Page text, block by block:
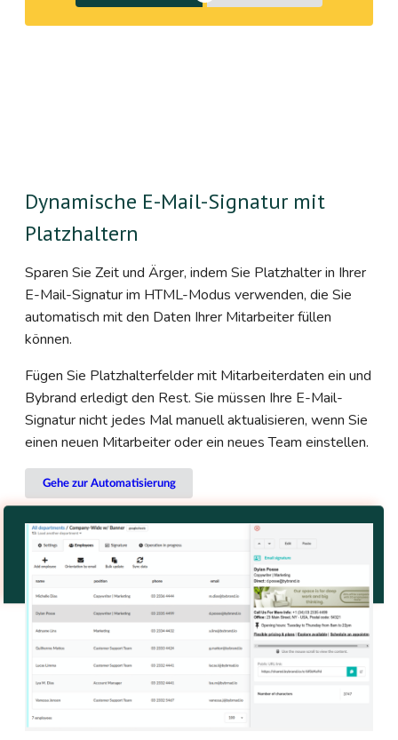
Dynamische E-Mail-Signatur mit
Platzhaltern
Sparen Sie Zeit und Ärger, indem Sie Platzhalter in Ihrer
E-Mail-Signatur im HTML-Modus verwenden, die Sie
automatisch mit den Daten Ihrer Mitarbeiter füllen
können.
Fügen Sie Platzhalterfelder mit Mitarbeiterdaten ein und
Bybrand erledigt den Rest. Sie müssen Ihre E-Mail-
Signatur nicht jedes Mal manuell aktualisieren, wenn Sie
einen neuen Mitarbeiter oder ein neues Team einstellen.
Gehe zur Automatisierung